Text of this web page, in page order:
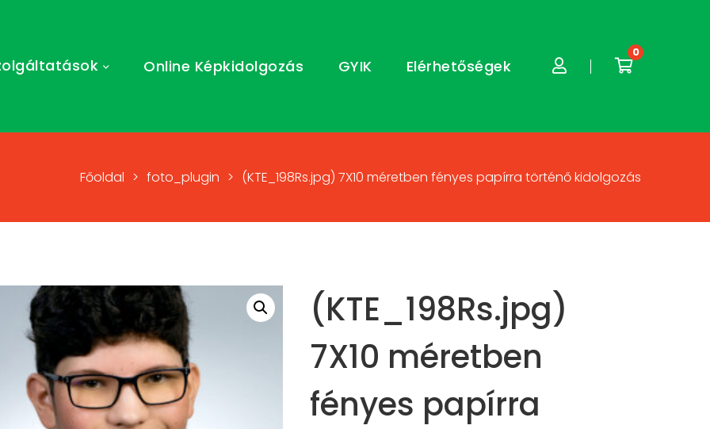
Online Képkidolgozás GYIK Elérhetőségek
0
Főoldal > foto_plugin > (KTE_198Rs.jpg) 7X10 méretben fényes papírra történő kidolgozás
(KTE_198Rs.jpg)
7X10 méretben
fényes papírra